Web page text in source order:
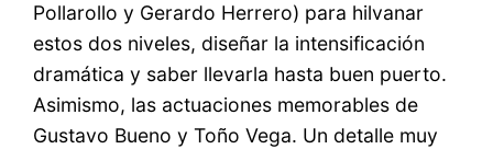
Pollarollo y Gerardo Herrero) para hilvanar
estos dos niveles, diseñar la intensificación
dramática y saber llevarla hasta buen puerto.
Asimismo, las actuaciones memorables de
Gustavo Bueno y Toño Vega. Un detalle muy